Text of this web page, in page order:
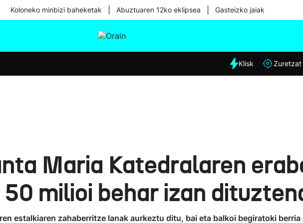
Koloneko minbizi baheketak Abuztuaren 12ko eklipsea Gasteizko jaiak
Eguraldia
Klisk Zuretzat
Maria Katedralaren
milioi behar izan
estalkiaren zahaberritze lanak aurkeztu ditu, bai eta balkoi begiratoki